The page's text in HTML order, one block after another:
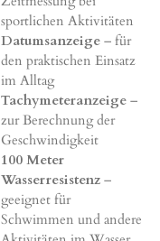
sportlichen Aktivitäten
Datumsanzeige– für
den praktischen Einsatz
im Alltag
Tachymeteranzeige–
zur Berechnung der
Geschwindigkeit
100 Meter
Wasserresistenz–
geeignet für
Schwimmen und andere